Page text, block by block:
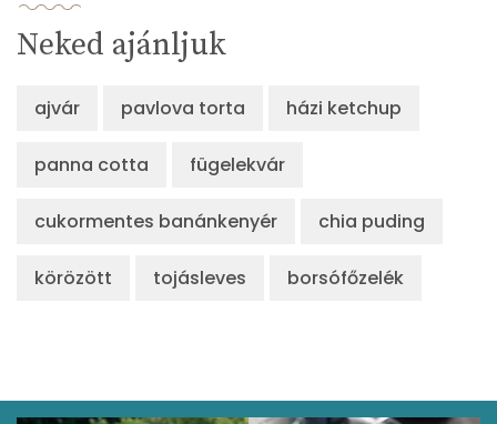
Neked ajánljuk
ajvár pavlova torta házi ketchup
panna cotta fügelekvár
cukormentes banánkenyér chia puding
körözött tojásleves borsófőzelék